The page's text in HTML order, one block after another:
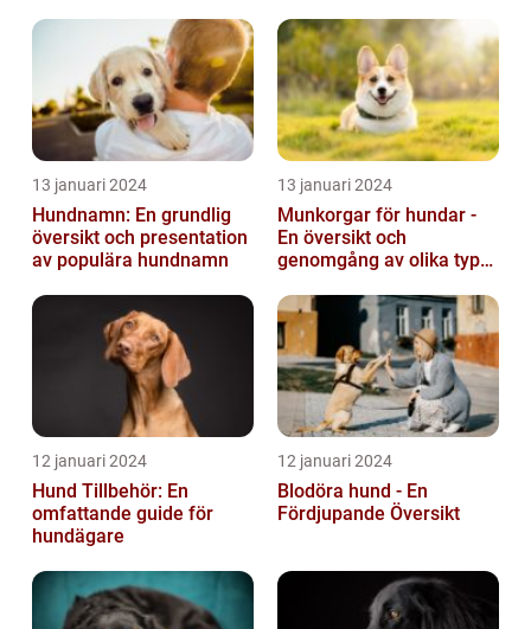
13 januari 2024
Hundnamn: En grundlig
översikt och presentation
av populära hundnamn
13 januari 2024
Munkorgar för hundar -
En översikt och
genomgång av olika typer
och nackde...
12 januari 2024
Hund Tillbehör: En
omfattande guide för
hundägare
12 januari 2024
Blodöra hund - En
Fördjupande Översikt